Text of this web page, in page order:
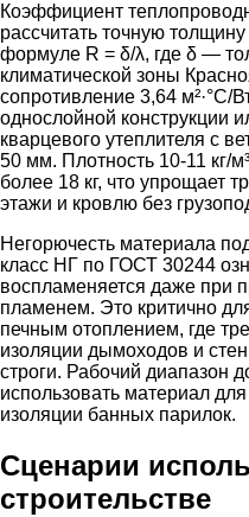
Коэффициент
рассчитать точную
формуле R = δ/λ, где δ —
климатической зоны
сопротивление 3,64 м²·°C/
однослойной конструкции
кварцевого утеплителя с
50 мм. Плотность 10-11 кг/
более 18 кг, что упрощает
этажи и кровлю без
Негорючесть материала
класс НГ по ГОСТ 30244
воспламеняется даже при
пламенем. Это критично
печным отоплением, где
изоляции дымоходов и
строги. Рабочий диапазон
использовать материал
изоляции банных парилок.
Сценарии
строительстве